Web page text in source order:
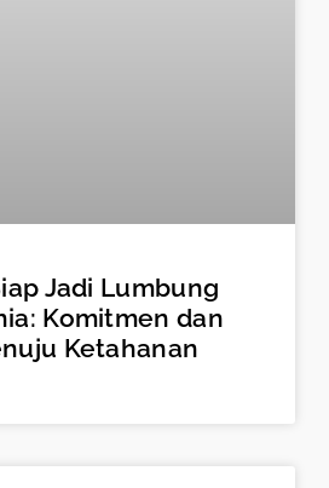
Jadi Lumbung
Komitmen dan
Ketahanan